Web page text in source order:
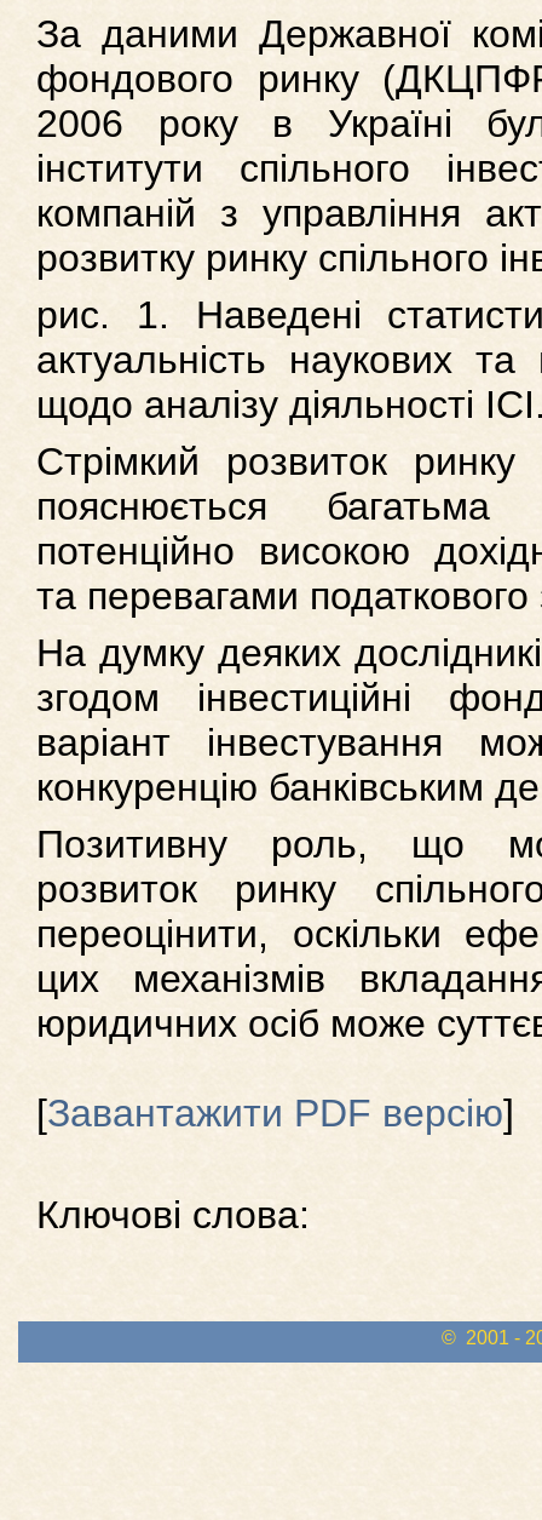
За даними Державної
фондового ринку
2006 року в Україні
інститути спільного
компаній з управління
розвитку ринку спільного
рис. 1. Наведені
актуальність наукових
щодо аналізу діяльності
Стрімкий розвиток ринку
пояснюється
потенційно високою
та перевагами
На думку деяких
згодом інвестиційні
варіант інвестування
конкуренцію банківським
Позитивну роль, що
розвиток ринку
переоцінити, оскільки
цих механізмів
юридичних осіб може
[Завантажити PDF версію]
Ключові слова:
© 2001 -